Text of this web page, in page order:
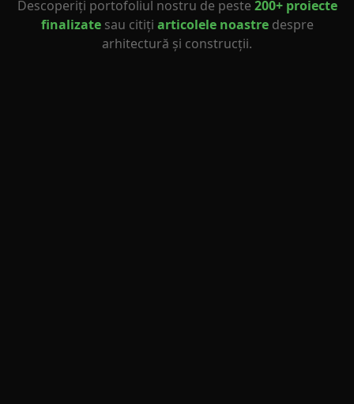
Descoperiți portofoliul nostru de peste 200+ proiecte
finalizate sau citiți articolele noastre despre
arhitectură și construcții.